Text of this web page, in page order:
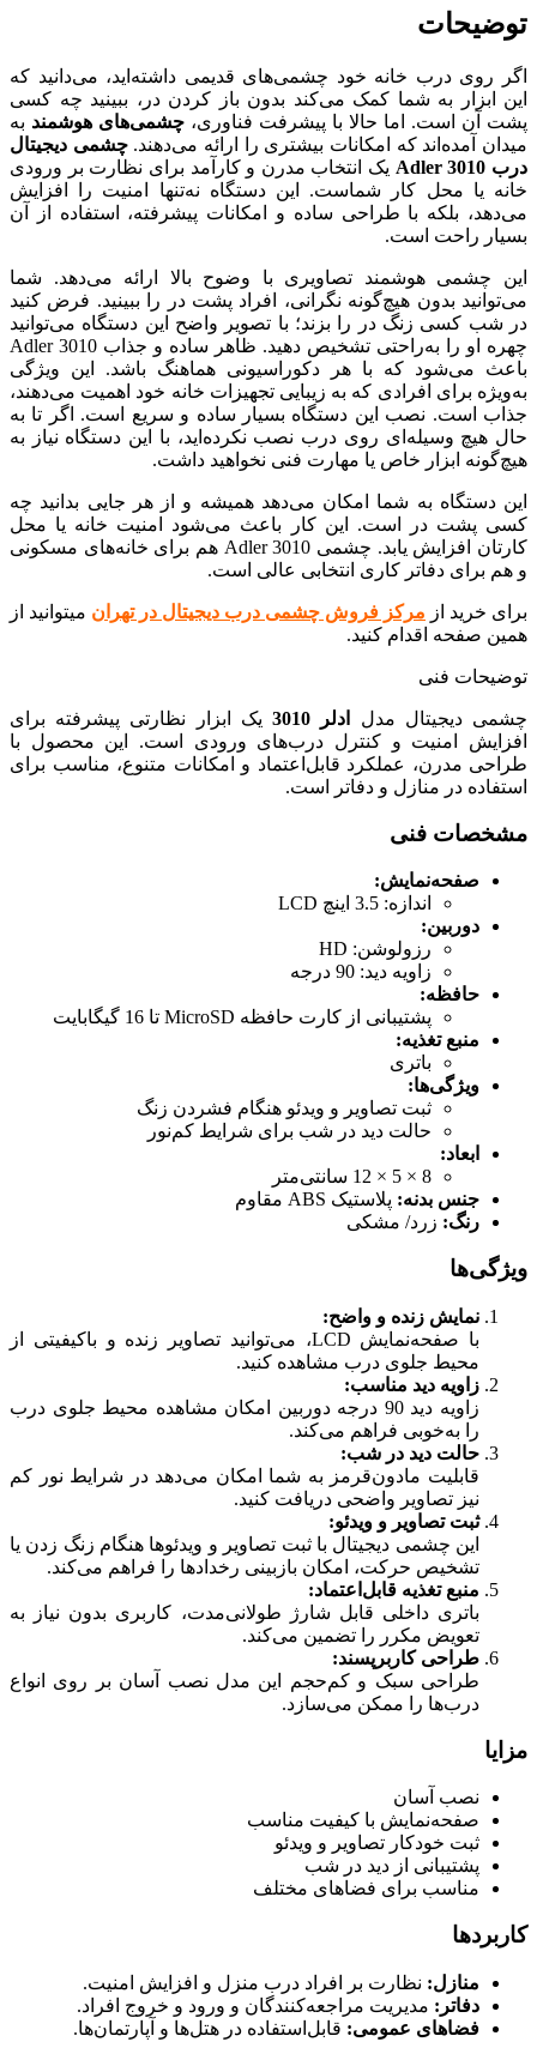
توضیحات
اگر روی درب خانه خود چشمی‌های قدیمی داشته‌اید، می‌دانید که
این ابزار به شما کمک می‌کند بدون باز کردن در، ببینید چه کسی
پشت آن است. اما حالا با پیشرفت فناوری، چشمی‌های هوشمند به
میدان آمده‌اند که امکانات بیشتری را ارائه می‌دهند.چشمی دیجیتال
درب Adler 3010
یک انتخاب مدرن و کارآمد برای نظارت بر ورودی
خانه یا محل کار شماست. این دستگاه نه‌تنها امنیت را افزایش
می‌دهد، بلکه با طراحی ساده و امکانات پیشرفته، استفاده از آن
بسیار راحت است.
این چشمی هوشمند تصاویری با وضوح بالا ارائه می‌دهد. شما
می‌توانید بدون هیچ‌گونه نگرانی، افراد پشت در را ببینید. فرض کنید
در شب کسی زنگ در را بزند؛ با تصویر واضح این دستگاه می‌توانید
چهره او را به‌راحتی تشخیص دهید. ظاهر ساده و جذاب Adler 3010
باعث می‌شود که با هر دکوراسیونی هماهنگ باشد. این ویژگی
به‌ویژه برای افرادی که به زیبایی تجهیزات خانه خود اهمیت می‌دهند،
جذاب است. نصب این دستگاه بسیار ساده و سریع است. اگر تا به
حال هیچ وسیله‌ای روی درب نصب نکرده‌اید، با این دستگاه نیاز به
هیچ‌گونه ابزار خاص یا مهارت فنی نخواهید داشت.
این دستگاه به شما امکان می‌دهد همیشه و از هر جایی بدانید چه
کسی پشت در است. این کار باعث می‌شود امنیت خانه یا محل
کارتان افزایش یابد. چشمی Adler 3010 هم برای خانه‌های مسکونی
و هم برای دفاتر کاری انتخابی عالی است.
برای خرید از مرکز فروش چشمی درب دیجیتال در تهران میتوانید از
همین صفحه اقدام کنید.
توضیحات فنی
چشمی دیجیتال مدل ادلر 3010
یک ابزار نظارتی پیشرفته برای
افزایش امنیت و کنترل درب‌های ورودی است. این محصول با
طراحی مدرن، عملکرد قابل‌اعتماد و امکانات متنوع، مناسب برای
استفاده در منازل و دفاتر است.
مشخصات فنی
صفحه‌نمایش:
اندازه: 3.5 اینچ LCD
دوربین:
رزولوشن: HD
زاویه دید: 90 درجه
حافظه:
پشتیبانی از کارت حافظه MicroSD تا 16 گیگابایت
منبع تغذیه:
باتری
ویژگی‌ها:
ثبت تصاویر و ویدئو هنگام فشردن زنگ
حالت دید در شب برای شرایط کم‌نور
ابعاد:
8 × 5 × 12 سانتی‌متر
جنس بدنه: پلاستیک ABS مقاوم
رنگ: زرد/ مشکی
ویژگی‌ها
نمایش زنده و واضح:
با صفحه‌نمایش LCD، می‌توانید تصاویر زنده و باکیفیتی از
محیط جلوی درب مشاهده کنید.
زاویه دید مناسب:
زاویه دید 90 درجه دوربین امکان مشاهده محیط جلوی درب
را به‌خوبی فراهم می‌کند.
حالت دید در شب:
قابلیت مادون‌قرمز به شما امکان می‌دهد در شرایط نور کم
نیز تصاویر واضحی دریافت کنید.
ثبت تصاویر و ویدئو:
این چشمی دیجیتال با ثبت تصاویر و ویدئوها هنگام زنگ زدن یا
تشخیص حرکت، امکان بازبینی رخدادها را فراهم می‌کند.
منبع تغذیه قابل‌اعتماد:
باتری داخلی قابل شارژ طولانی‌مدت، کاربری بدون نیاز به
تعویض مکرر را تضمین می‌کند.
طراحی کاربرپسند:
طراحی سبک و کم‌حجم این مدل نصب آسان بر روی انواع
درب‌ها را ممکن می‌سازد.
مزایا
نصب آسان
صفحه‌نمایش با کیفیت مناسب
ثبت خودکار تصاویر و ویدئو
پشتیبانی از دید در شب
مناسب برای فضاهای مختلف
کاربردها
منازل: نظارت بر افراد درب منزل و افزایش امنیت.
دفاتر: مدیریت مراجعه‌کنندگان و ورود و خروج افراد.
فضاهای عمومی: قابل‌استفاده در هتل‌ها و آپارتمان‌ها.